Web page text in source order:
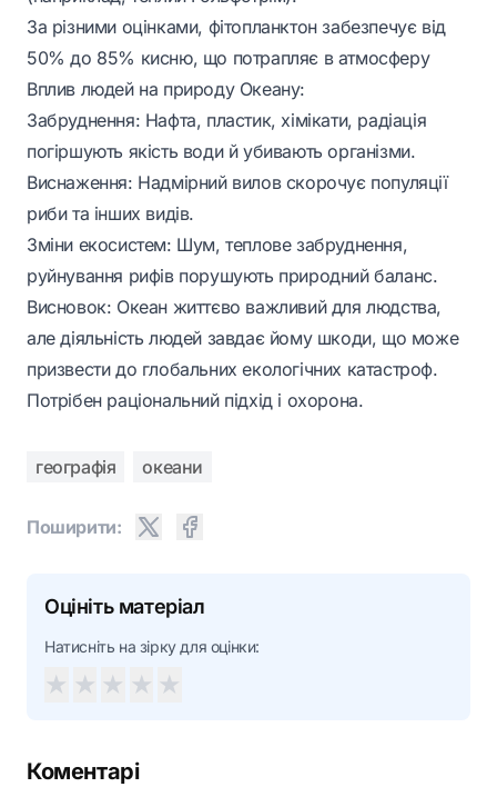
За різними оцінками, фітопланктон забезпечує від
50% до 85% кисню, що потрапляє в атмосферу
Вплив людей на природу Океану:
Забруднення: Нафта, пластик, хімікати, радіація
погіршують якість води й убивають організми.
Виснаження: Надмірний вилов скорочує популяції
риби та інших видів.
Зміни екосистем: Шум, теплове забруднення,
руйнування рифів порушують природний баланс.
Висновок: Океан життєво важливий для людства,
але діяльність людей завдає йому шкоди, що може
призвести до глобальних екологічних катастроф.
Потрібен раціональний підхід і охорона.
географія океани
Поширити:
Оцініть матеріал
Натисніть на зірку для оцінки:
★ ★ ★ ★ ★
Коментарі